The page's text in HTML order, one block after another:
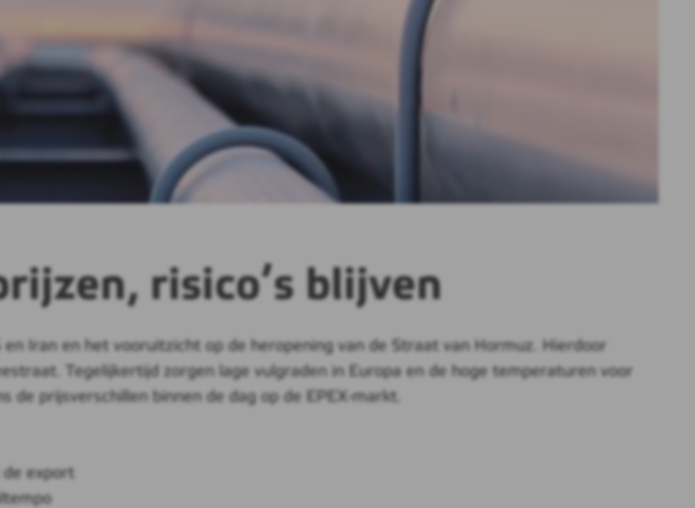
risico’s blijven
Iran en het vooruitzicht op de heropening van de Straat van Hormuz. Hierdoor
Tegelijkertijd zorgen lage vulgraden in Europa en de hoge temperaturen voor
prijsverschillen binnen de dag op de EPEX-markt.
export